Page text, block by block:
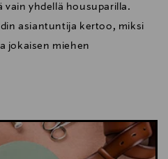
vain yhdellä housuparilla.
asiantuntija kertoo, miksi
jokaisen miehen